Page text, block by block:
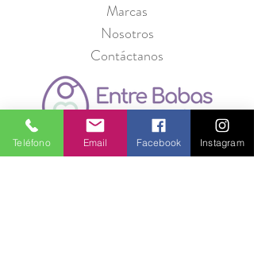
Marcas
Nosotros
Contáctanos
Política de Privacidad
Teléfono Email Facebook Instagram